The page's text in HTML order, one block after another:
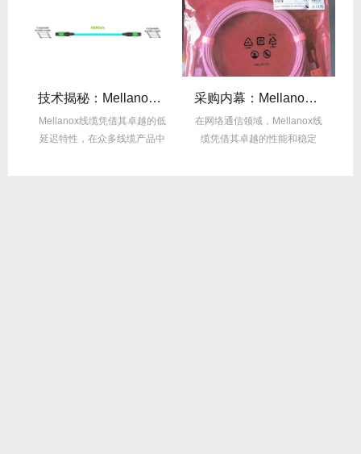
技术揭秘：Mellanox线缆低延迟背后的“信号优化”黑科技！
Mellanox线缆凭借其卓越的低
延迟特性，在众多线缆产品中
采购内幕：Mellanox线缆验真3步走，假货休想蒙混过关！
在网络通信领域，Mellanox线
缆凭借其卓越的性能和稳定